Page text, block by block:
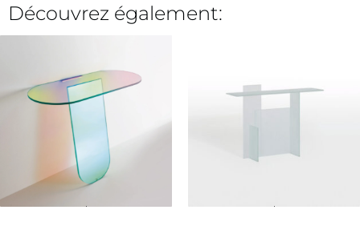
Découvrez également: